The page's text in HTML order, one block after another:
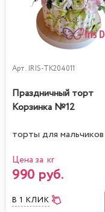
Арт. IRIS-TK204011
Праздничный торт
Корзинка №12
торты для мальчиков
Цена за кг
990 руб.
В 1 КЛИК